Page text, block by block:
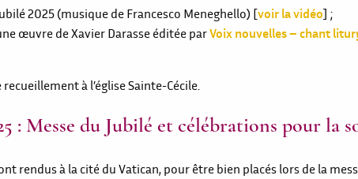
2025 (musique de Francesco Meneghello) [voir la vidéo] ;
œuvre de Xavier Darasse éditée parVoix nouvelles – chant
à l’église Sainte-Cécile.
: Messe du Jubilé et célébrations pour la
rendus à la cité du Vatican, pour être bien placés lors de la